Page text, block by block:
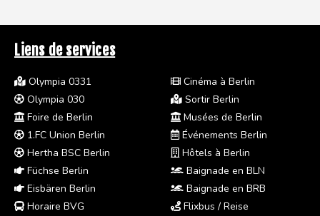
Liens de services
Olympia 0331
Olympia 030
Foire de Berlin
1.FC Union Berlin
Hertha BSC Berlin
Füchse Berlin
Eisbären Berlin
Horaire BVG
Cinéma à Berlin
Sortir Berlin
Musées de Berlin
Événements Berlin
Hôtels à Berlin
Baignade en BLN
Baignade en BRB
Flixbus / Reise